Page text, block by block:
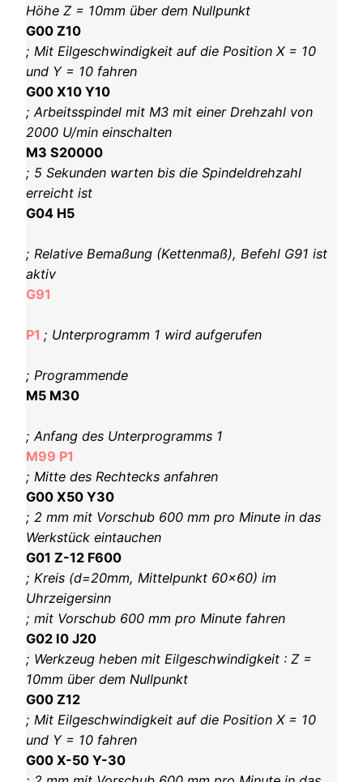
Höhe Z = 10mm über dem Nullpunkt
G00 Z10
; Mit Eilgeschwindigkeit auf die Position X = 10
und Y = 10 fahren
G00 X10 Y10
; Arbeitsspindel mit M3 mit einer Drehzahl von
2000 U/min einschalten
M3 S20000
; 5 Sekunden warten bis die Spindeldrehzahl
erreicht ist
G04 H5
; Relative Bemaßung (Kettenmaß), Befehl G91 ist
aktiv
G91
P1 ; Unterprogramm 1 wird aufgerufen
; Programmende
M5 M30
; Anfang des Unterprogramms 1
M99 P1
; Mitte des Rechtecks anfahren
G00 X50 Y30
; 2 mm mit Vorschub 600 mm pro Minute in das
Werkstück eintauchen
G01 Z-12 F600
; Kreis (d=20mm, Mittelpunkt 60×60) im
Uhrzeigersinn
; mit Vorschub 600 mm pro Minute fahren
G02 I0 J20
; Werkzeug heben mit Eilgeschwindigkeit : Z =
10mm über dem Nullpunkt
G00 Z12
; Mit Eilgeschwindigkeit auf die Position X = 10
und Y = 10 fahren
G00 X-50 Y-30